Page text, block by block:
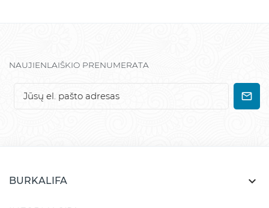
NAUJIENLAIŠKIO PRENUMERATA
BURKALIFA 